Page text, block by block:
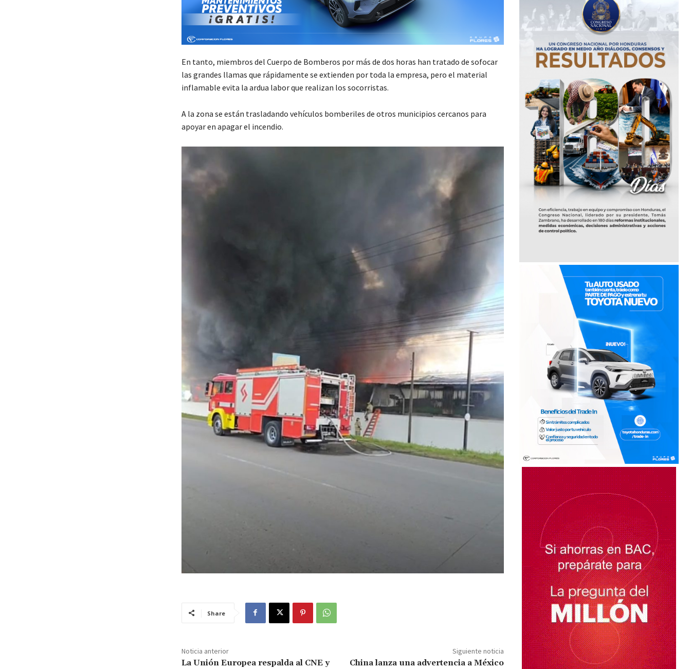
En tanto, miembros del Cuerpo de Bomberos por más de dos horas han tratado de sofocar
las grandes llamas que rápidamente se extienden por toda la empresa, pero el material
inflamable evita la ardua labor que realizan los socorristas.
A la zona se están trasladando vehículos bomberiles de otros municipios cercanos para
apoyar en apagar el incendio.
Share
Noticia anterior
La Unión Europea respalda al CNE y
Siguiente noticia
China lanza una advertencia a México